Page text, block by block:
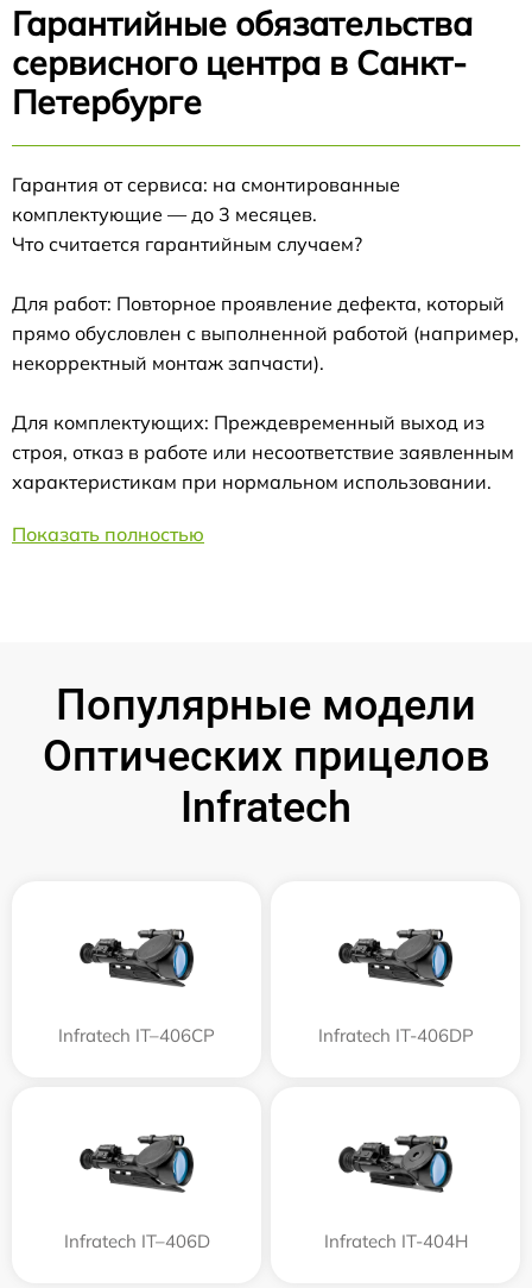
Гарантийные обязательства
сервисного центра в Санкт-
Петербурге
Гарантия от сервиса: на смонтированные
комплектующие — до 3 месяцев.
Что считается гарантийным случаем?
Для работ: Повторное проявление дефекта, который
прямо обусловлен с выполненной работой (например,
некорректный монтаж запчасти).
Для комплектующих: Преждевременный выход из
строя, отказ в работе или несоответствие заявленным
характеристикам при нормальном использовании.
Показать полностью
Популярные модели
Оптических прицелов
Infratech
Infratech IT–406СP Infratech IT-406DP
Infratech IT–406D Infratech IT-404H